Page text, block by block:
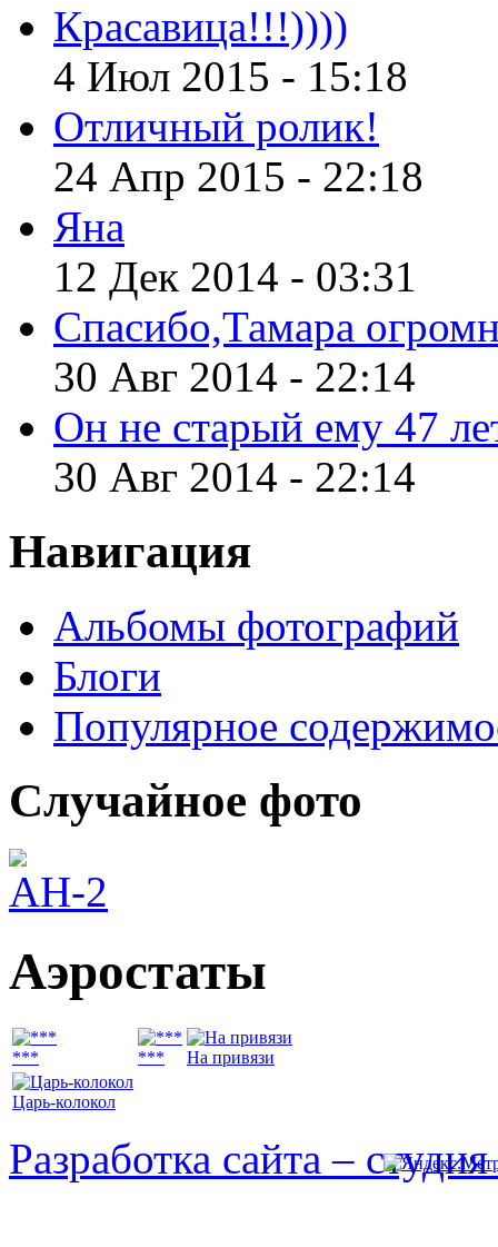
Красавица!!!))))
4 Июл 2015 - 15:18
Отличный ролик!
24 Апр 2015 - 22:18
Яна
12 Дек 2014 - 03:31
Спасибо,Тамара
30 Авг 2014 - 22:14
Он не старый ему 47
30 Авг 2014 - 22:14
Навигация
Альбомы фотографий
Блоги
Популярное
Случайное фото
Аэростаты
*** *** На привязи
Царь-колокол
Разработка сайта –